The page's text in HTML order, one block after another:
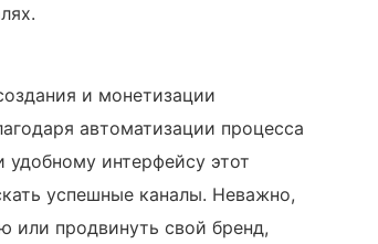
и монетизации
автоматизации процесса
интерфейсу этот
успешные каналы. Неважно,
или продвинуть свой бренд,